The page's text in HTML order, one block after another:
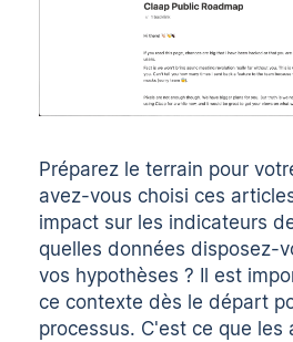
Préparez le terrain pour
avez-vous choisi ces
impact sur les indicateurs
quelles données disposez-
vos hypothèses ? Il est
ce contexte dès le départ
processus. C'est ce que les